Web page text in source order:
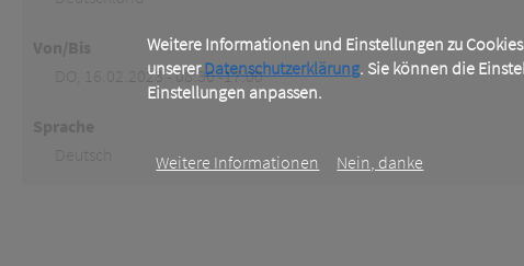
Weitere Informationen und Einstellungen zu
unsererDatenschutzerklärung. Sie können die
Einstellungen anpassen.
Weitere Informationen Nein, danke
DO, 16.02.2023 - 08:30 -17:00